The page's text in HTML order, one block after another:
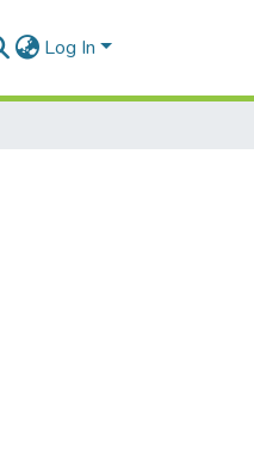
Log In